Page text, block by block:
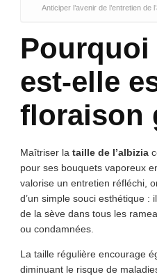
Anticiper l’avenir de l’entretien
Pourquoi
est-elle
floraison
Maîtriser la taille de l’albizia
pour ses bouquets vaporeux
valorise un entretien réfléchi,
d’un simple souci esthétique :
de la sève dans tous les
ou condamnées.
La taille régulière encourage
diminuant le risque de